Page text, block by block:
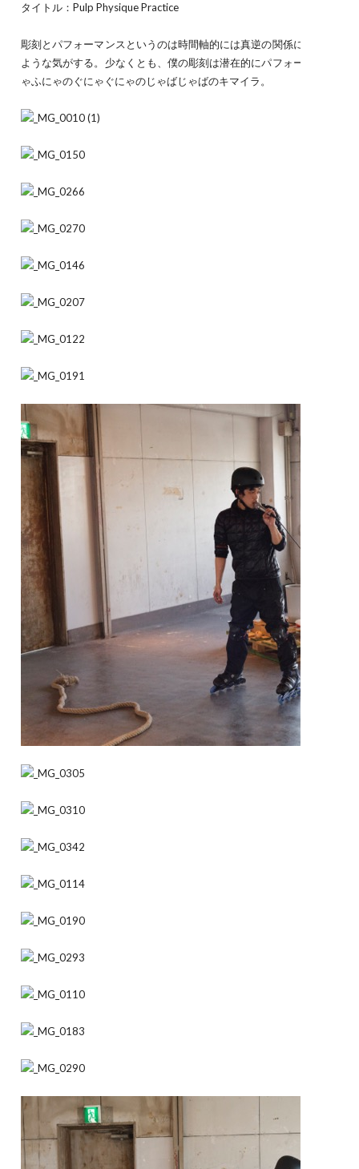
タイトル：Pulp Physique Practice
彫刻とパフォーマンスというのは時間軸的には真逆の関係にあるよう
ような気がする。少なくとも、僕の彫刻は潜在的にパフォーマンスと
ゃふにゃのぐにゃぐにゃのじゃばじゃばのキマイラ。